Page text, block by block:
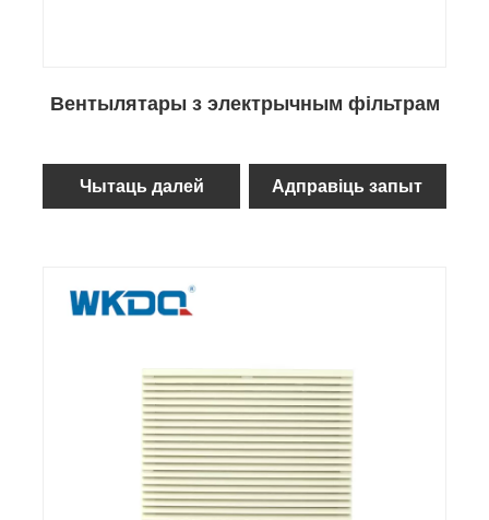
Вентылятары з электрычным фільтрам
Чытаць далей Адправіць запыт